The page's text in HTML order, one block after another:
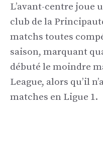
L’avant-centre joue
club de la
matchs toutes
saison, marquant
débuté le moindre
League, alors qu’il
matches en Ligue 1.